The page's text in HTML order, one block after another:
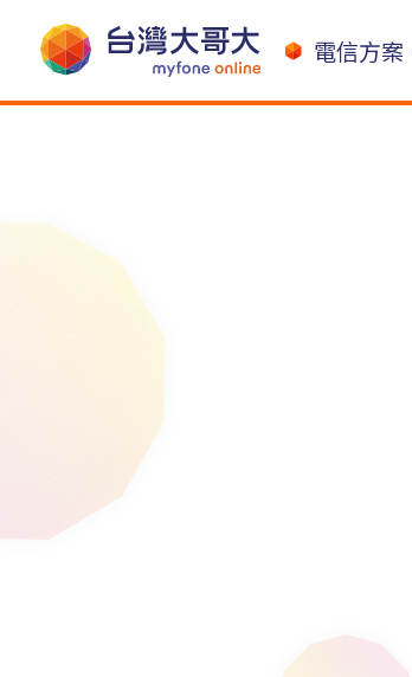
電信方